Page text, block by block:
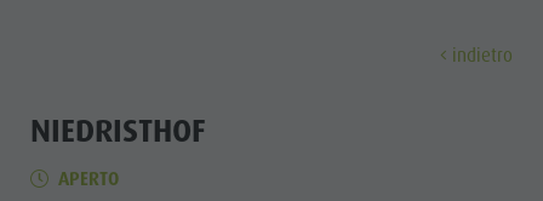
Musei
Programma settimanale
Prenota vacanza
Brunico città
indietro
NIEDRISTHOF
APERTO